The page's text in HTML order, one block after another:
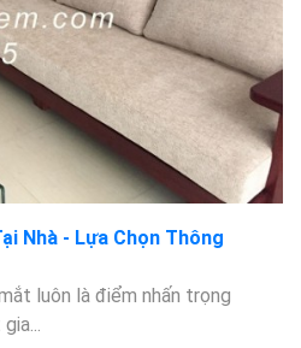
Nhà - Lựa Chọn Thông
luôn là điểm nhấn trọng